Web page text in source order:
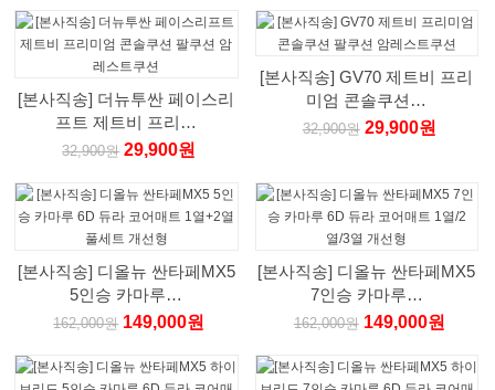
[본사직송] 더뉴투싼 페이스리
프트 제트비 프리…
32,900원 29,900원
[본사직송] GV70 제트비 프리
미엄 콘솔쿠션…
32,900원29,900원
[본사직송] 디올뉴 싼타페MX5
5인승 카마루…
162,000원 149,000원
[본사직송] 디올뉴 싼타페MX5
7인승 카마루…
162,000원149,000원